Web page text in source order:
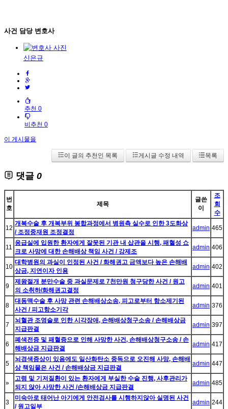
사건 담당 변호사
신은규
추천 0
비추천 0
이 게시물을
이 글의 추천인 목록 게시글 수정 내역 목록
댓글 0
번
호
제목
글쓴
이
조
회
수
12
개복수술 후 개복부위 봉합과정에서 병원측 실수로 인한 3도화상
/ 조정중재원 조정결정
admin 465
11
응급실에 입원한 환자에게 잘못된 기관 내 삽관을 시행, 패혈성 쇼
크로 사망에 대한 손해배상 책임 사건 / 강제조
admin 406
10
대학병원의 과실이 인정된 사건 / 화해권고 금액보다 높은 손해배
상금, 지연이자 인용
admin 402
9
제왕절개 분만수술 중 과실문제로 7천만원 청구당한 사건 / 원고
의 소취하/화해권고결정
admin 401
8
대동맥수술 후 사망 관련 손해배상소송, 피고로부터 항소제기된
사건 / 피고항소기각
admin 376
7
뇌혈관 조영술로 인한 시각장애, 손해배상청구소송 / 손해배상금
지급판결
admin 397
6
폐색전증 및 패혈증으로 인해 사망한 사건, 손해배상청구소송 / 손
해배상금 지급판결
admin 417
5
뇌경색증상이 있음에도 일산화탄소 중독으로 오진해 사망, 손해배
상 책임물은 사건 / 손해배상금 지급판결
admin 447
»
고령 및 기저질환이 있는 환자에게 부실한 수술 진행, 사후관리가
되지 않아 사망한 사건 /손해배상금 지급판결
admin 485
3
미숙아로 태어난 아기에게 안전검사를 시행하지않아 실명된 사건
/ 원고일부
admin 244